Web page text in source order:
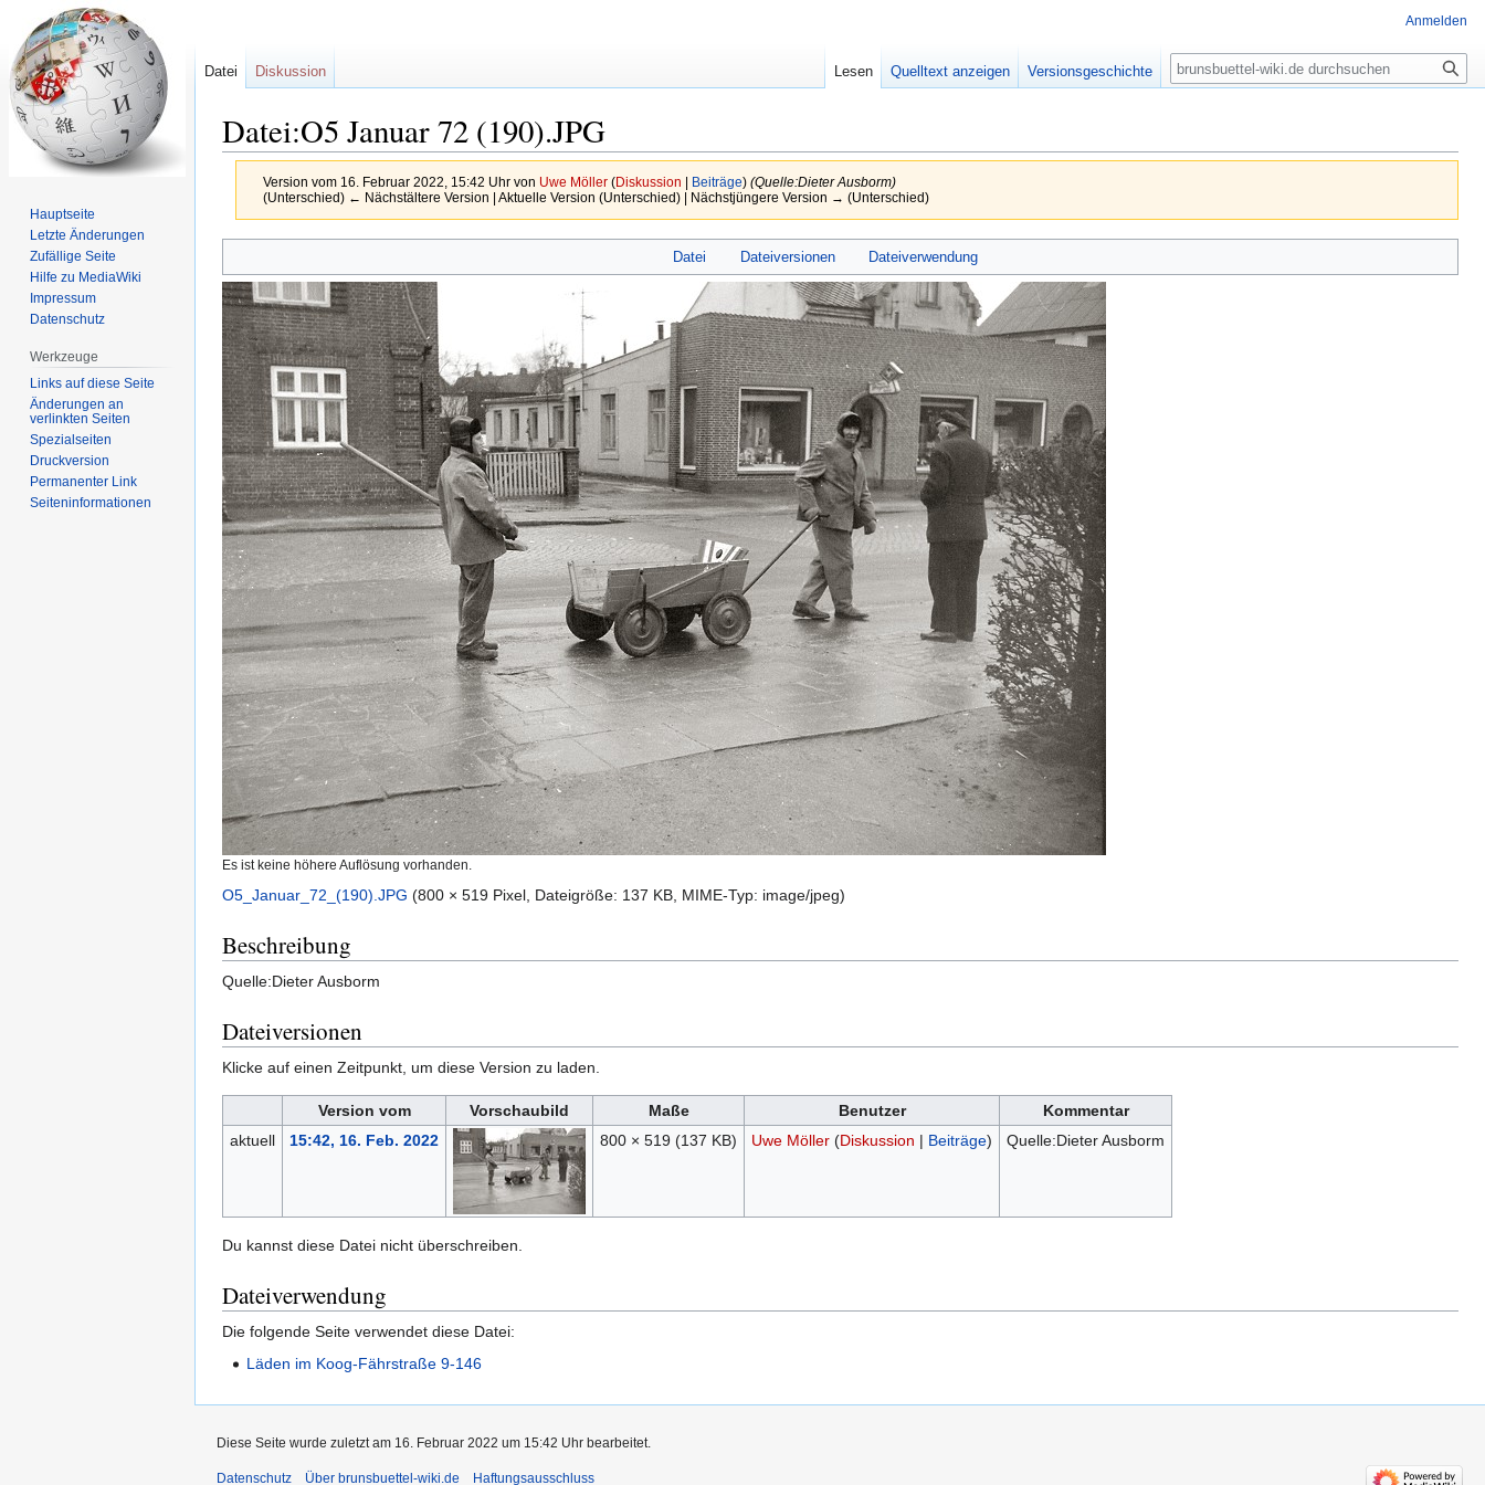
Datei:O5 Januar 72 (190).JPG
Version vom 16. Februar 2022, 15:42 Uhr von Uwe Möller (Diskussion Beiträge) (Quelle:Dieter Ausborm)
(Unterschied) ← Nächstältere Version | Aktuelle Version (Unterschied) | Nächstjüngere Version → (Unterschied)
Navigation
springen
Suche
springen
Datei Dateiversionen Dateiverwendung
Es ist keine höhere Auflösung vorhanden.
O5_Januar_72_(190).JPG (800 × 519 Pixel, Dateigröße: 137 KB, MIME-Typ: image/jpeg)
Beschreibung
Quelle:Dieter Ausborm
Dateiversionen
Klicke auf einen Zeitpunkt, um diese Version zu laden.
Version vom Vorschaubild Maße Benutzer
Kommentar
aktuell
15:42, 16. Feb. 2022 800 × 519 (137 KB) Uwe Möller (Diskussion | Beiträge) Quelle:Dieter Ausborm
Du kannst diese Datei nicht überschreiben.
Dateiverwendung
Die folgende Seite verwendet diese Datei:
Läden im Koog-Fährstraße 9-146
Anmelden
Datei Diskussion Lesen Quelltext anzeigen Versionsgeschichte
Suche
Hauptseite
Letzte Änderungen
Zufällige Seite
Hilfe zu MediaWiki
Impressum
Datenschutz
Werkzeuge
Links auf diese Seite
Änderungen an
verlinkten Seiten
Spezialseiten
Druckversion
Permanenter Link
Seiten­informationen
Diese Seite wurde zuletzt am 16. Februar 2022 um 15:42 Uhr bearbeitet.
Datenschutz Über brunsbuettel-wiki.de Haftungsausschluss